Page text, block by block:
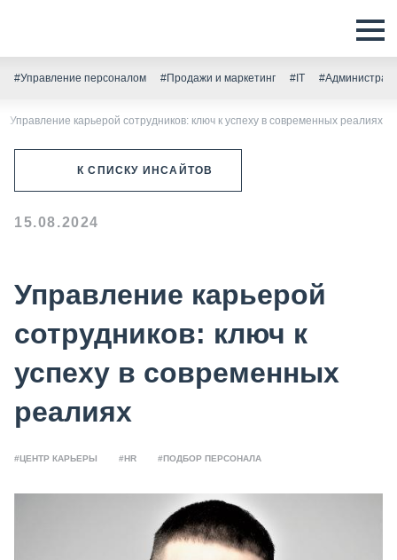
#Управление персоналом #Продажи и маркетинг #IT
Управление карьерой сотрудников: ключ к успеху в современных реалиях
К СПИСКУ ИНСАЙТОВ
15.08.2024
Управление карьерой
сотрудников: ключ к
успеху в современных
реалиях
#ЦЕНТР КАРЬЕРЫ #HR #ПОДБОР ПЕРСОНАЛА